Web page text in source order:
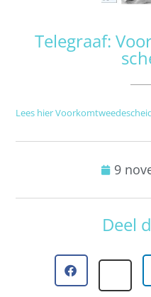
Telegraaf:
Lees hier
9
Deel